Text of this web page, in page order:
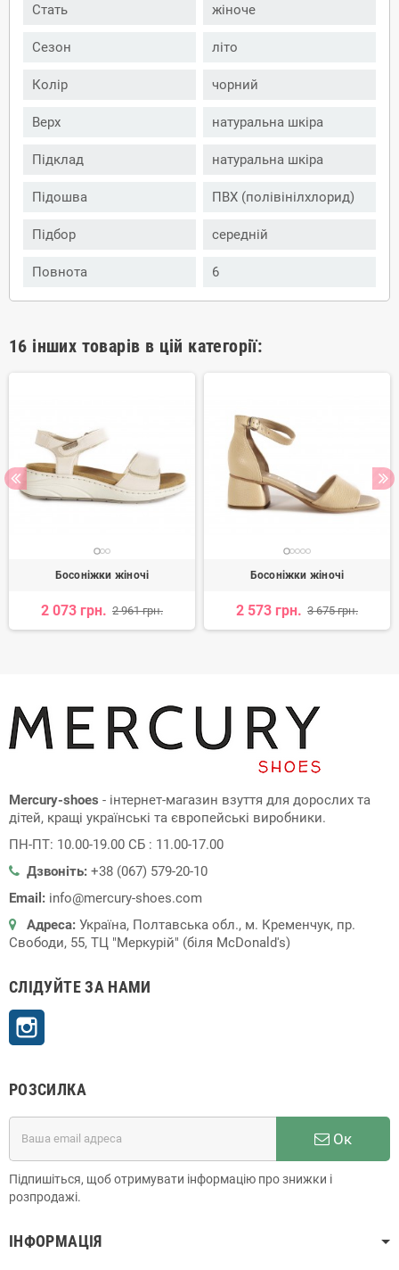
Стать жіноче
Сезон літо
Колір чорний
Верх натуральна шкіра
Підклад натуральна шкіра
Підошва ПВХ (полівінілхлорид)
Підбор середній
Повнота 6
16 інших товарів в цій категорії:
Босоніжки жіночі
2 073 грн. 2 961 грн.
Босоніжки жіночі
2 573 грн. 3 675 грн.
Mercury-shoes - інтернет-магазин взуття для дорослих та
дітей, кращі українські та європейські виробники.
ПН-ПТ: 10.00-19.00 СБ : 11.00-17.00
Дзвоніть: +38 (067) 579-20-10
Email: info@mercury-shoes.com
Адреса: Україна, Полтавська обл., м. Кременчук, пр.
Свободи, 55, ТЦ "Меркурій" (біля McDonald's)
СЛІДУЙТЕ ЗА НАМИ
РОЗСИЛКА
Ок
Підпишіться, щоб отримувати інформацію про знижки і
розпродажі.
ІНФОРМАЦІЯ